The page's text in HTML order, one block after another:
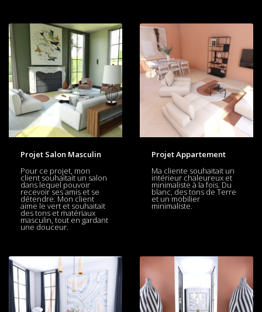
Projet Salon Masculin
Pour ce projet, mon
client souhaitait un salon
dans lequel pouvoir
recevoir ses amis et se
détendre. Mon client
aime le vert et souhaitait
des tons et matériaux
masculin, tout en gardant
une douceur.
Projet Appartement
Ma cliente souhaitait un
intérieur chaleureux et
minimaliste à la fois. Du
blanc, des tons de Terre
et un mobilier
minimaliste.